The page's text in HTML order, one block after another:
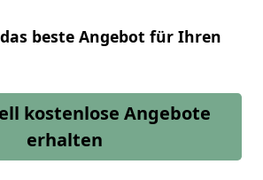
beste Angebot für Ihren
kostenlose Angebote
erhalten